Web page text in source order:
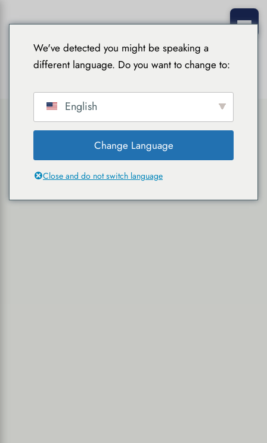
We've detected you might be speaking a
different language. Do you want to change to:
English
Change Language
Close and do not switch language